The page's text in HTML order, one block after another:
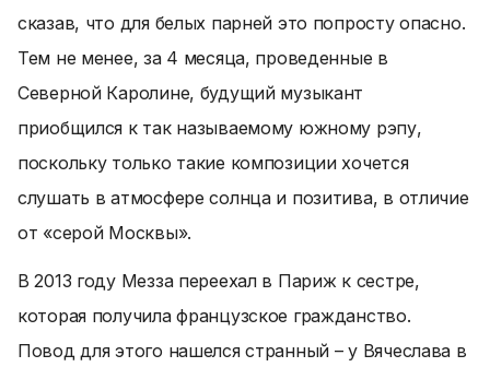
сказав, что для белых парней это попросту опасно.
Тем не менее, за 4 месяца, проведенные в
Северной Каролине, будущий музыкант
приобщился к так называемому южному рэпу,
поскольку только такие композиции хочется
слушать в атмосфере солнца и позитива, в отличие
от «серой Москвы».
В 2013 году Мезза переехал в Париж к сестре,
которая получила французское гражданство.
Повод для этого нашелся странный – у Вячеслава в